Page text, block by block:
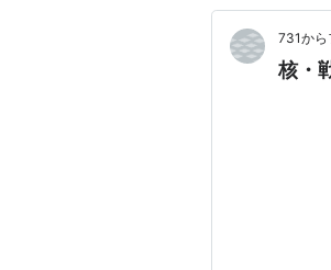
731から
核・